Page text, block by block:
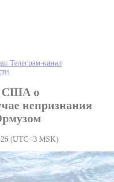
Телеграм-канал
США о
непризнания
(UTC+3 MSK)